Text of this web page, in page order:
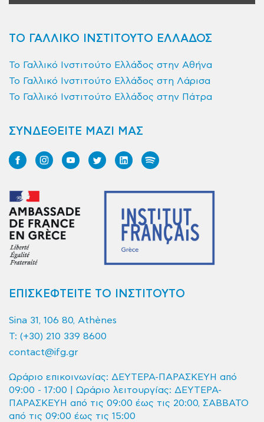
ΤΟ ΓΑΛΛΙΚΟ ΙΝΣΤΙΤΟΥΤΟ ΕΛΛΑΔΟΣ
Το Γαλλικό Ινστιτούτο Ελλάδος στην Αθήνα
Το Γαλλικό Ινστιτούτο Ελλάδος στη Λάρισα
Το Γαλλικό Ινστιτούτο Ελλάδος στην Πάτρα
ΣΥΝΔΕΘΕΙΤΕ ΜΑΖΙ ΜΑΣ
ΕΠΙΣΚΕΦΤΕΙΤΕ ΤΟ ΙΝΣΤΙΤΟΥΤΟ
Sina 31, 106 80, Athènes
T: (+30) 210 339 8600
contact@ifg.gr
Ωράριο επικοινωνίας: ΔΕΥΤΕΡΑ-ΠΑΡΑΣΚΕΥΗ από
09:00 - 17:00 | Ωράριο λειτουργίας: ΔΕΥΤΕΡΑ-
ΠΑΡΑΣΚΕΥΗ από τις 09:00 έως τις 20:00, ΣΑΒΒΑΤΟ
από τις 09:00 έως τις 15:00